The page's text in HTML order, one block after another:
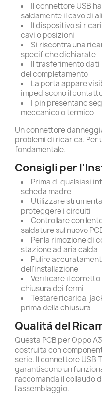
Il connettore USB
saldamente il cavo di
Il dispositivo si
cavi o posizioni
Si riscontra una
specifiche dichiarate
Il trasferimento dati
del completamento
La porta appare
impediscono il
I pin presentano
meccanico o termico
Un connettore
problemi di ricarica. Per
fondamentale.
Consigli per
Prima di qualsiasi
scheda madre
Utilizzare
proteggere i circuiti
Controllare con
saldature sul nuovo
Per la rimozione di
stazione ad aria calda
Pulire
dell'installazione
Verificare il corretto
chiusura dei fermi
Testare ricarica,
prima della chiusura
Qualità del
Questa PCB per Oppo
costruita con
serie. Il connettore USB
garantiscono un
raccomanda il collaudo
l'assemblaggio.